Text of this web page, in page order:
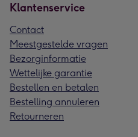
Klantenservice
Contact
Meestgestelde vragen
Bezorginformatie
Wettelijke garantie
Bestellen en betalen
Bestelling annuleren
Retourneren